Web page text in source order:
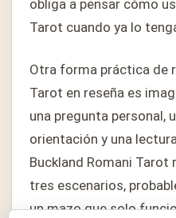
obliga a pensar cómo
Tarot cuando ya lo
Otra forma práctica de
Tarot en reseña es
una pregunta personal,
orientación y una
Buckland Romani Tarot
tres escenarios,
un mazo que solo